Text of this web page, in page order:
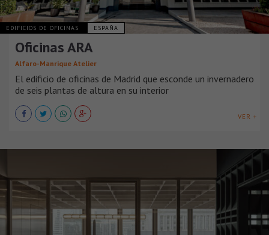
EDIFICIOS DE OFICINAS ESPAÑA
Oficinas ARA
Alfaro-Manrique Atelier
El edificio de oficinas de Madrid que esconde un invernadero
de seis plantas de altura en su interior
VER +